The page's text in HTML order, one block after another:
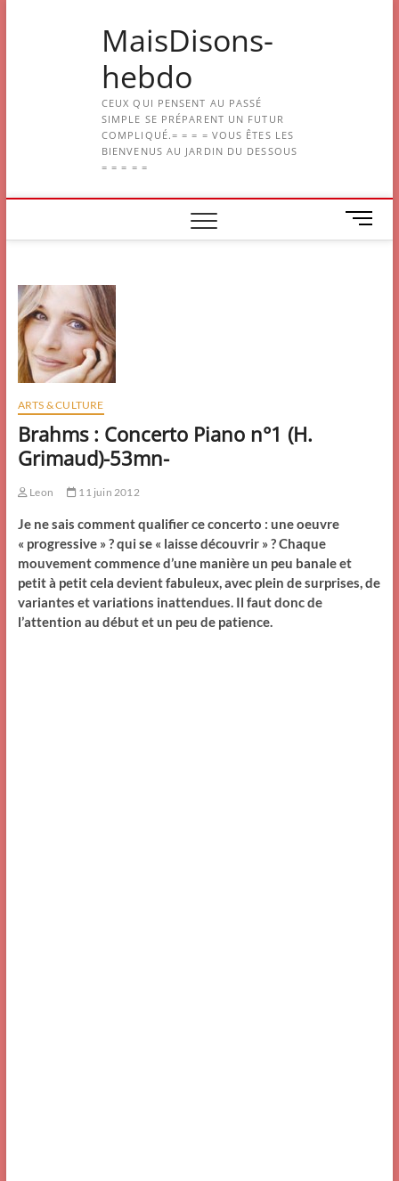
MaisDisons-
hebdo
CEUX QUI PENSENT AU PASSÉ
SIMPLE SE PRÉPARENT UN FUTUR
COMPLIQUÉ.= = = = VOUS ÊTES LES
BIENVENUS AU JARDIN DU DESSOUS
= = = = =
M
e
ARTS & CULTURE
Brahms : Concerto Piano n°1 (H.
Grimaud)-53mn-
Leon 11 juin 2012
Je ne sais comment qualifier ce concerto : une oeuvre
« progressive » ? qui se « laisse découvrir » ? Chaque
mouvement commence d’une manière un peu banale et
petit à petit cela devient fabuleux, avec plein de surprises, de
variantes et variations inattendues. Il faut donc de
l’attention au début et un peu de patience.